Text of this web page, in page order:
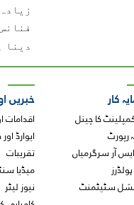
دینا
کار
کا چینل
رپورٹ
آر سرگرمیاں
سٹیٹمنٹ
خبریں
اقدامات
ایوارڈ
تقریبات
میڈیا
نیوز لیٹر